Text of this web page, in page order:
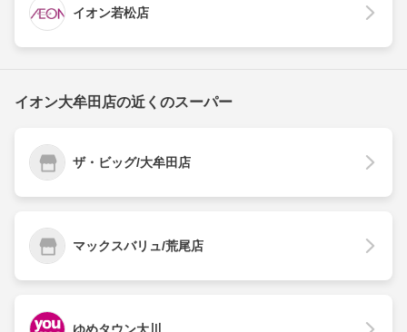
イオン若松店
イオン大牟田店の近くのスーパー
ザ・ビッグ/大牟田店
マックスバリュ/荒尾店
ゆめタウン大川